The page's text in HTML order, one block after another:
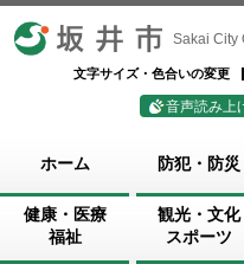
坂井市 Sakai City
文字サイズ・色合いの変更
音声読み上
ホーム 防犯・防災
健康・医療
福祉
観光・文化
スポーツ